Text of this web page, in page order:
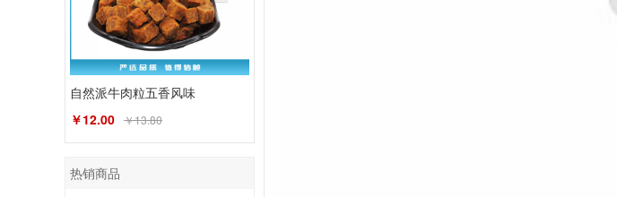
自然派牛肉粒五香风味
￥12.00 ￥13.80
热销商品